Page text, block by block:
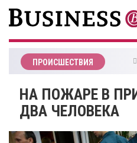
ПРОИСШЕСТВИЯ
​НА ПОЖАРЕ В
ДВА ЧЕЛОВЕКА